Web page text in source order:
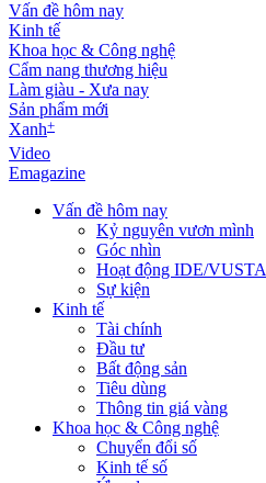
Vấn đề hôm nay
Kinh tế
Khoa học & Công nghệ
Cẩm nang thương hiệu
Làm giàu - Xưa nay
Sản phẩm mới
Xanh+
Video
Emagazine
Vấn đề hôm nay
Kỷ nguyên vươn mình
Góc nhìn
Hoạt động IDE/VUSTA
Sự kiện
Kinh tế
Tài chính
Đầu tư
Bất động sản
Tiêu dùng
Thông tin giá vàng
Khoa học & Công nghệ
Chuyển đổi số
Kinh tế số